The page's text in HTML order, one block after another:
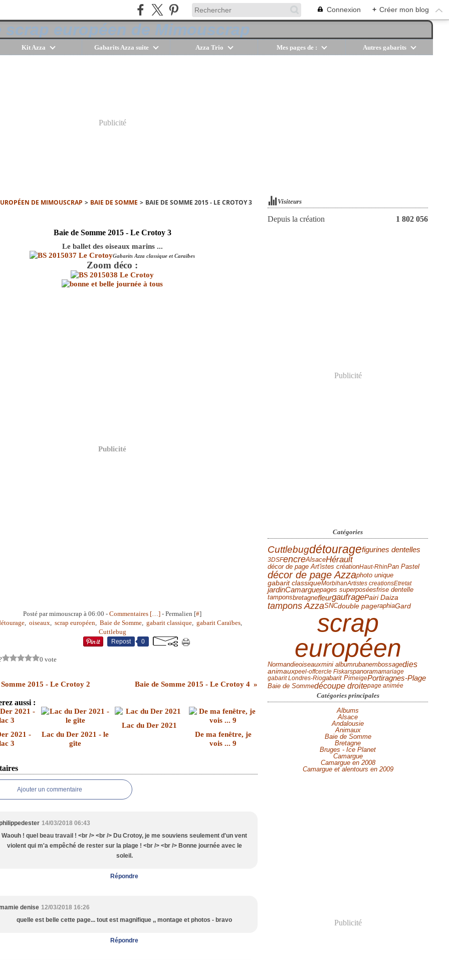
Connexion + Créer mon blog
Kit Azza Gabarits Azza suite Azza Trio Mes pages de : Autres gabarits
Publicité
DE MIMOUSCRAP > BAIE DE SOMME > BAIE DE SOMME 2015 - LE CROTOY 3
Baie de Somme 2015 - Le Crotoy 3
Le ballet des oiseaux marins ...
Gabarits Azza classique et Caraïbes
Zoom déco :
Publicité
Posté par mimouscrap à 06:00 - Commentaires […] - Permalien [#]
, oiseaux, scrap européen, Baie de Somme, gabarit classique, gabarit Caraïbes,
Cuttlebug
Repost 0
0 vote
Somme 2015 - Le Crotoy 2 Baie de Somme 2015 - Le Crotoy 4
aussi :
2021 -
3
Lac du Der 2021 - le
gîte
Lac du Der 2021
De ma fenêtre, je
vois ... 9
Ajouter un commentaire
14/03/2018 06:43
Waouh ! quel beau travail ! <br /> <br /> Du Crotoy, je me souviens seulement d'un vent
violent qui m'a empêché de rester sur la plage ! <br /> <br /> Bonne journée avec le
soleil.
Répondre
denise 12/03/2018 16:26
quelle est belle cette page... tout est magnifique ,, montage et photos - bravo
Répondre
Visiteurs
Depuis la création 1 802 056
Publicité
Catégories
Cuttlebugdétouragefigurines dentelles
3DSFencreAlsaceHérault
décor de page Art'istes créationHaut-RhinPan Pastel
décor de page Azzaphoto unique
gabarit classiqueMorbihanArtistes creationsEtretat
jardinCamarguepages superposéesfrise dentelle
tamponsbretagnefleurgaufragePairi Daiza
tampons AzzaSNCdouble pageraphiaGard
scrap
européen
Normandieoiseauxmini albumrubanembossagedies
animauxpeel-offcercle Fiskarspanoramamariage
gabarit Londres-Riogabarit PirneigePortiragnes-Plage
Baie de Sommedécoupe droitepage animée
Catégories principales
Albums
Alsace
Andalousie
Animaux
Baie de Somme
Bretagne
Bruges - Ice Planet
Camargue
Camargue en 2008
Camargue et alentours en 2009
Publicité